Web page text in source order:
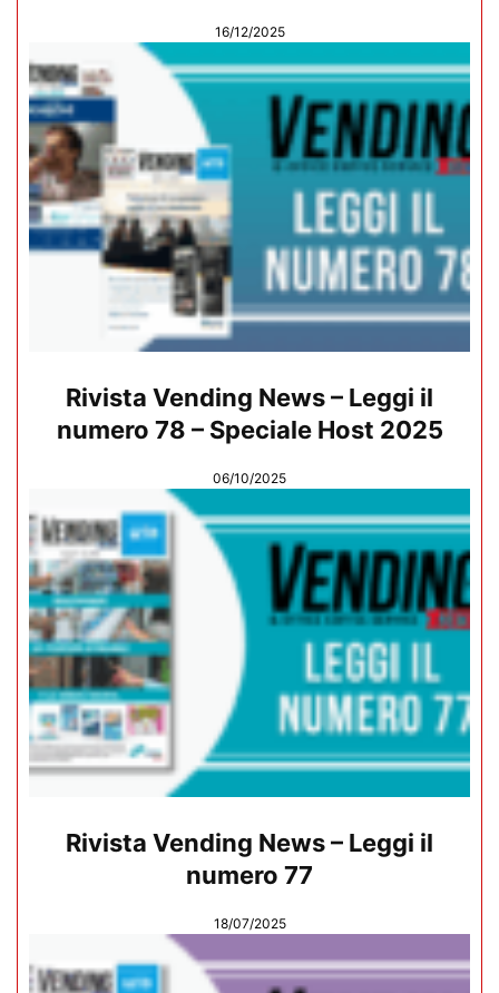
16/12/2025
Rivista Vending News – Leggi il
numero 78 – Speciale Host 2025
06/10/2025
Rivista Vending News – Leggi il
numero 77
18/07/2025